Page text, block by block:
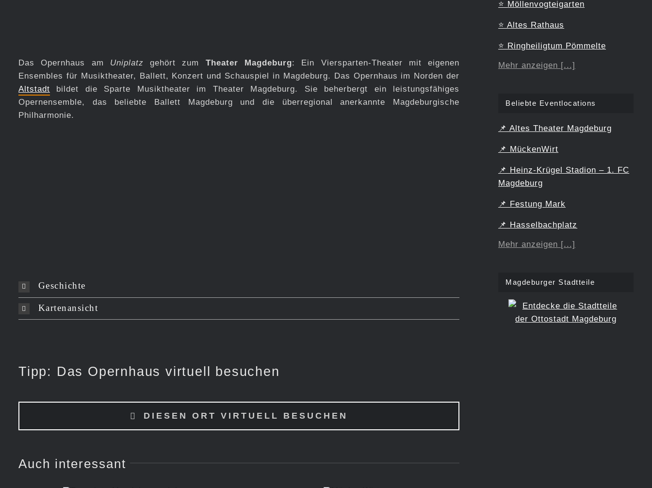
Das Opernhaus am Uniplatz gehört zum Theater Magdeburg: Ein Viersparten-Theater mit eigenen
Ensembles für Musiktheater, Ballett, Konzert und Schauspiel in Magdeburg. Das Opernhaus im Norden der
Altstadt bildet die Sparte Musiktheater im Theater Magdeburg. Sie beherbergt ein leistungsfähiges
Opernensemble, das beliebte Ballett Magdeburg und die überregional anerkannte Magdeburgische
Philharmonie.
Geschichte
Kartenansicht
Tipp: Das Opernhaus virtuell besuchen
DIESEN ORT VIRTUELL BESUCHEN
Auch interessant
⭐ Möllenvogteigarten
⭐Altes Rathaus
⭐ Ringheiligtum Pömmelte
Mehr anzeigen [...]
Beliebte Eventlocations
📌Altes Theater Magdeburg
📌 MückenWirt
📌 Heinz-Krügel Stadion – 1. FC
Magdeburg
📌 Festung Mark
📌 Hasselbachplatz
Mehr anzeigen [...]
Magdeburger Stadtteile